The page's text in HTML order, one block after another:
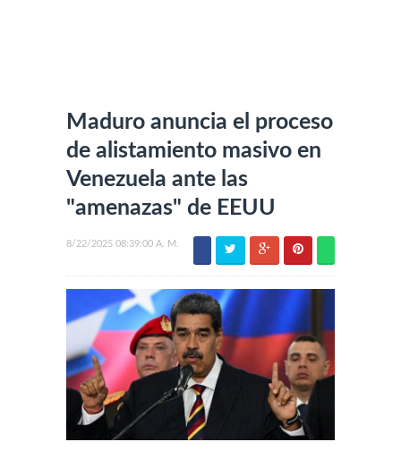
Maduro anuncia el proceso
de alistamiento masivo en
Venezuela ante las
"amenazas" de EEUU
8/22/2025 08:39:00 A. M.